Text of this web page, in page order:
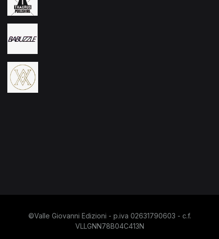
©Valle Giovanni Edizioni - p.iva 02631790603 - c.f.
VLLGNN78B04C413N